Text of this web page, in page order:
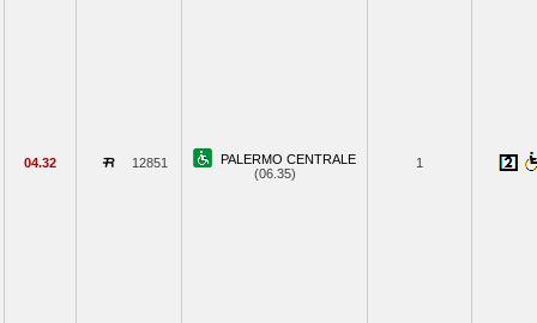
04.32 12851
PALERMO CENTRALE
(06.35)
1